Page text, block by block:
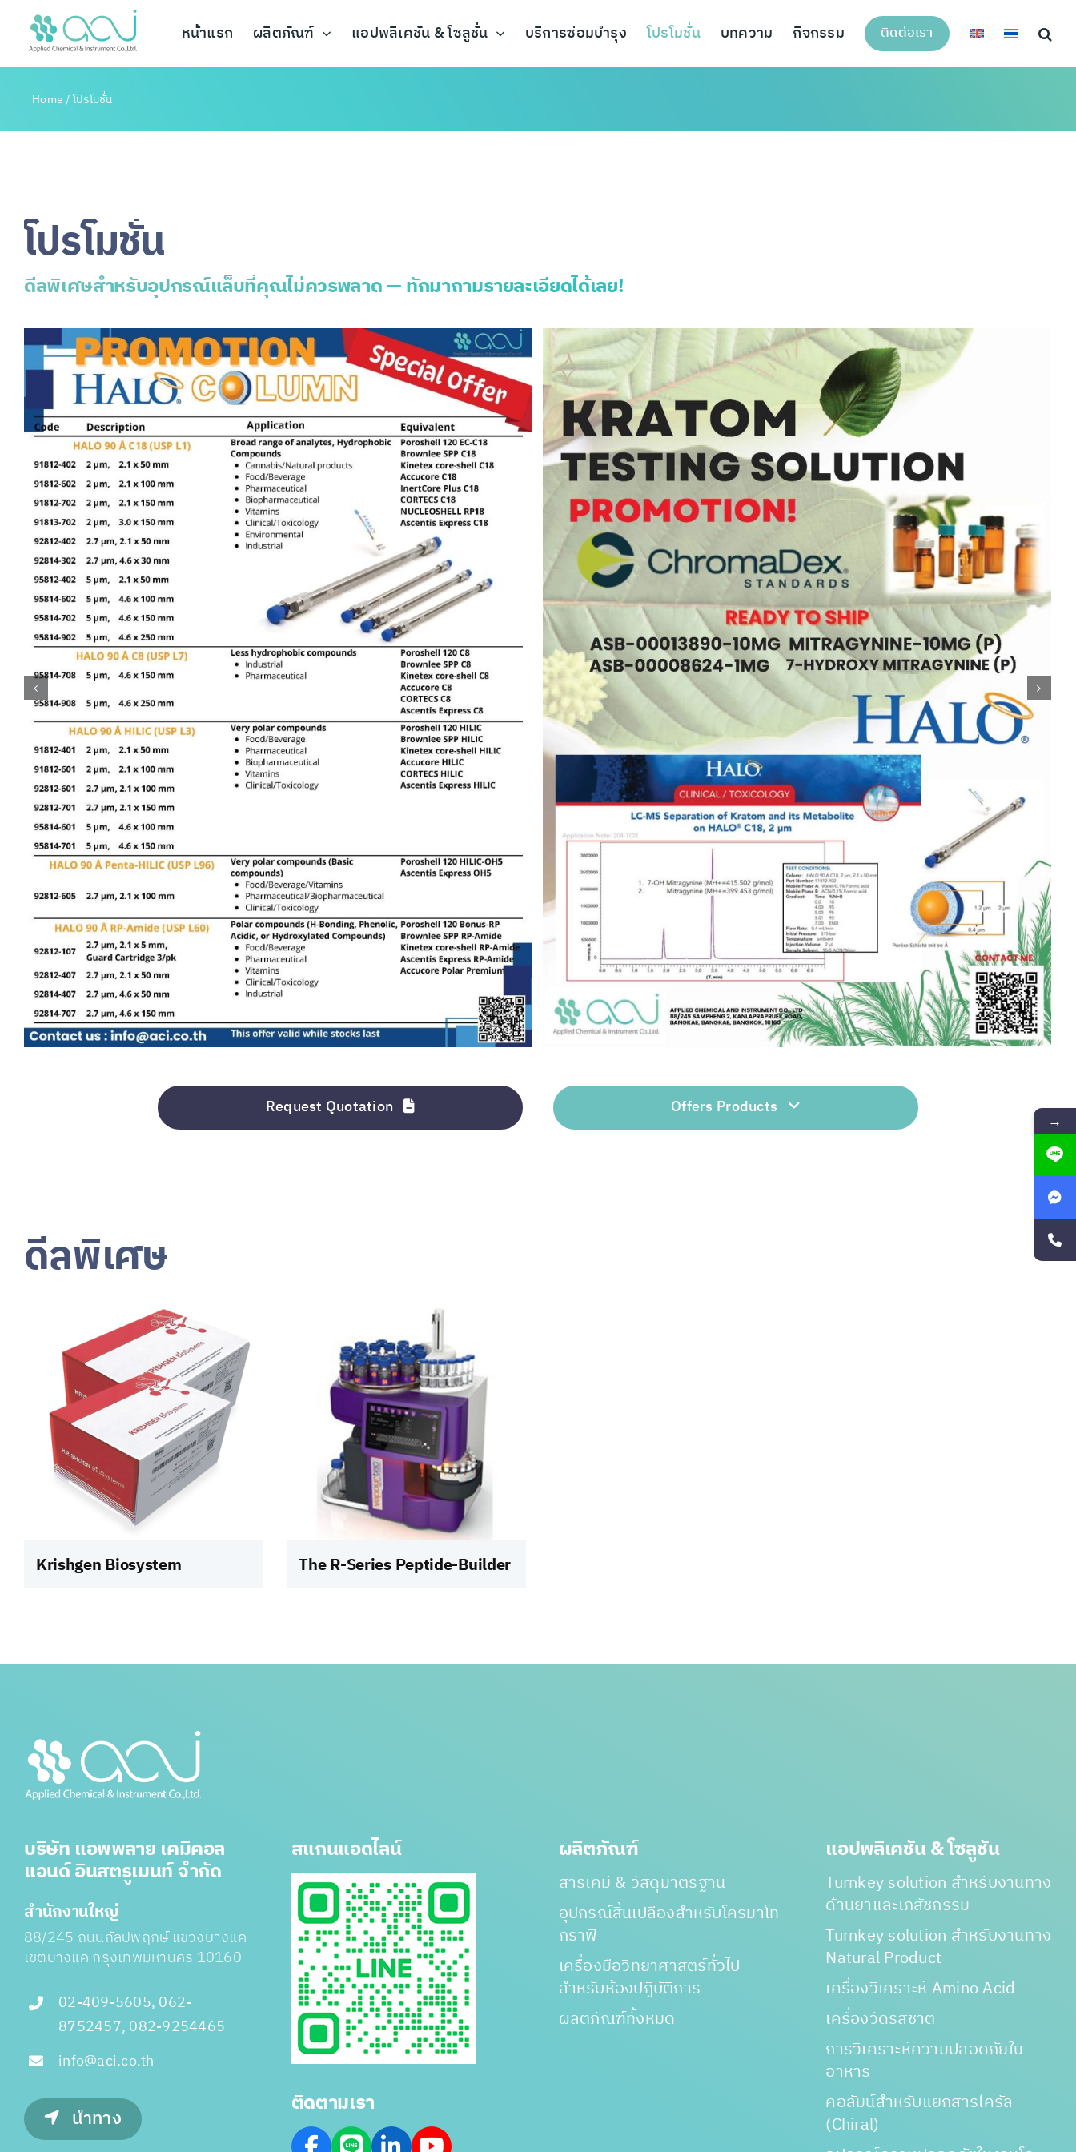
content
หน้าแรก ผลิตภัณฑ์ แอปพลิเคชัน & โซลูชั่น บริการซ่อมบำรุง โปรโมชั่น บทความ กิจกรรม ติดต่อเรา
Home/โปรโมชั่น
โปรโมชั่น
ดีลพิเศษสำหรับอุปกรณ์แล็บที่คุณไม่ควรพลาด — ทักมาถามรายละเอียดได้เลย!
Request Quotation Offers Products
ดีลพิเศษ
Krishgen Biosystem The R-Series Peptide-Builder
บริษัท แอพพลาย เคมิคอล
แอนด์ อินสตรูเมนท์ จำกัด
สำนักงานใหญ่
88/245 ถนนกัลปพฤกษ์ แขวงบางแค
เขตบางแค กรุงเทพมหานคร 10160
02-409-5605, 062-
8752457, 082-9254465
info@aci.co.th
นำทาง
สแกนแอดไลน์
ติดตามเรา
ผลิตภัณฑ์
สารเคมี & วัสดุมาตรฐาน
อุปกรณ์สิ้นเปลืองสำหรับโครมาโท
กราฟี
เครื่องมือวิทยาศาสตร์ทั่วไป
สำหรับห้องปฏิบัติการ
ผลิตภัณฑ์ทั้งหมด
แอปพลิเคชัน & โซลูชัน
Turnkey solution สำหรับงานทาง
ด้านยาและเภสัชกรรม
Turnkey solution สำหรับงานทาง
Natural Product
เครื่องวิเคราะห์ Amino Acid
เครื่องวัดรสชาติ
การวิเคราะห์ความปลอดภัยใน
อาหาร
คอลัมน์สำหรับแยกสารไครัล
(Chiral)
→